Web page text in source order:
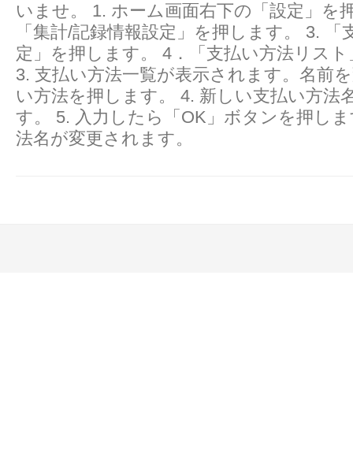
いませ。 1. ホーム画面右下の「設定」を
「集計/記録情報設定」を押します。 3. 「
定」を押します。 4．「支払い方法リス
3. 支払い方法一覧が表示されます。名前
い方法を押します。 4. 新しい支払い方法
す。 5. 入力したら「OK」ボタンを押し
法名が変更されます。